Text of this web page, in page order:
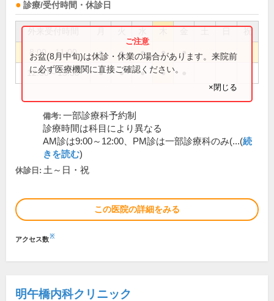
診療/受付時間・休診日
祝
8:00～11:00 ● ● ● ● ●
12:30～15:30 ● ● ● ●
お盆(8月中旬)は休診・休業の場合があります。来院前
に必ず医療機関に直接ご確認ください。
×閉じる
備考: 一部診療科予約制
診療時間は科目により異なる
AM診は9:00～12:00、PM診は一部診療科のみ(...(続
きを読む)
休診日: 土～日・祝
この医院の詳細をみる
アクセス数※
明午橋内科クリニック